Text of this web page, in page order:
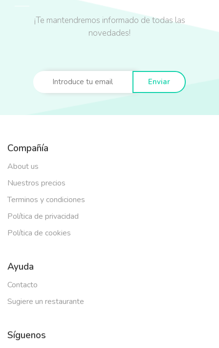
¡Te mantendremos informado de todas las
novedades!
Enviar
Compañía
About us
Nuestros precios
Terminos y condiciones
Política de privacidad
Política de cookies
Ayuda
Contacto
Sugiere un restaurante
Síguenos